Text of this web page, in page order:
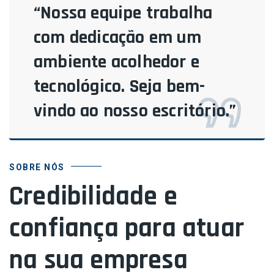
“Nossa equipe trabalha
com dedicação em um
ambiente acolhedor e
tecnológico. Seja bem-
vindo ao nosso escritório.”
SOBRE NÓS
Credibilidade e
confiança para atuar
na sua empresa